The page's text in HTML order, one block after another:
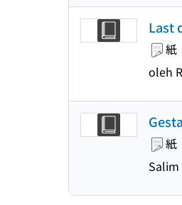
Last
紙
oleh
紙
Salim